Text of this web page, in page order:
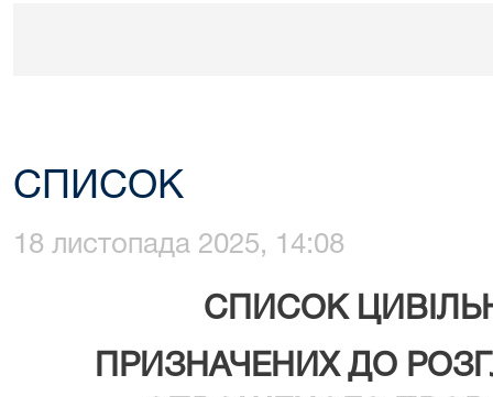
СПИСОК
18 листопада 2025, 14:08
СПИСОК
ПРИЗНАЧЕНИХ ДО